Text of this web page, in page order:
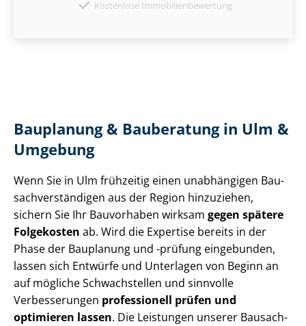
Kostenlose Immobilienbewertung
Bauplanung & Bauberatung in Ulm &
Umgebung
Wenn Sie in Ulm frühzeitig einen unabhängigen Bau­
sach­ver­stän­di­gen aus der Region hinzuziehen,
sichern Sie Ihr Bauvorhaben wirksam gegen spätere
Folgekosten ab. Wird die Expertise bereits in der
Phase der Bauplanung und -prüfung eingebunden,
lassen sich Entwürfe und Unterlagen von Beginn an
auf mögliche Schwachstellen und sinnvolle
Verbesserungen professionell prüfen und
optimieren lassen. Die Leistungen unserer Bau­sach­